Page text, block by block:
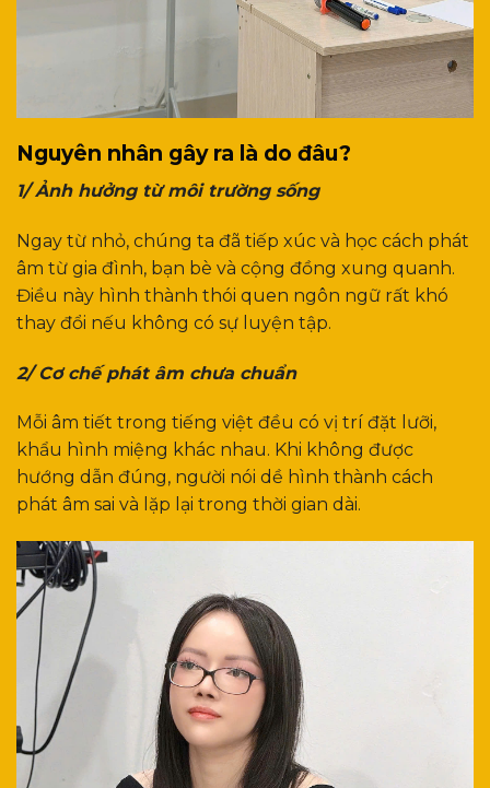
Nguyên nhân gây ra là do đâu?
1/ Ảnh hưởng từ môi trường sống
Ngay từ nhỏ, chúng ta đã tiếp xúc và học cách phát
âm từ gia đình, bạn bè và cộng đồng xung quanh.
Điều này hình thành thói quen ngôn ngữ rất khó
thay đổi nếu không có sự luyện tập.
2/ Cơ chế phát âm chưa chuẩn
Mỗi âm tiết trong tiếng việt đều có vị trí đặt lưỡi,
khẩu hình miệng khác nhau. Khi không được
hướng dẫn đúng, người nói dề hình thành cách
phát âm sai và lặp lại trong thời gian dài.